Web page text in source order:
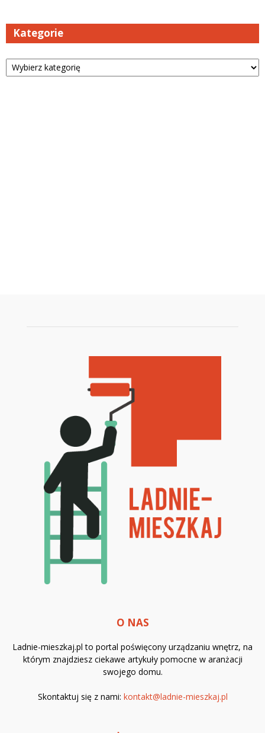
Kategorie
Kategorie
O NAS
Ladnie-mieszkaj.pl to portal poświęcony urządzaniu wnętrz, na
którym znajdziesz ciekawe artykuły pomocne w aranżacji
swojego domu.
Skontaktuj się z nami: kontakt@ladnie-mieszkaj.pl